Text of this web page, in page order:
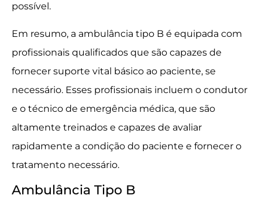
possível.
Em resumo, a ambulância tipo B é equipada com
profissionais qualificados que são capazes de
fornecer suporte vital básico ao paciente, se
necessário. Esses profissionais incluem o condutor
e o técnico de emergência médica, que são
altamente treinados e capazes de avaliar
rapidamente a condição do paciente e fornecer o
tratamento necessário.
Ambulância Tipo B